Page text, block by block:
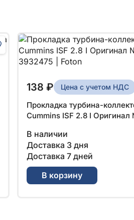
138 ₽ Цена с учетом НДС
Прокладка турбина-
Cummins ISF 2.8 I
В наличии
Доставка 3 дня
Доставка 7 дней
В корзину